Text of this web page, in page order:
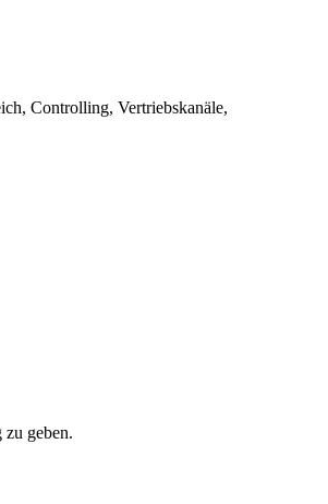
Controlling, Vertriebskanäle,
geben.